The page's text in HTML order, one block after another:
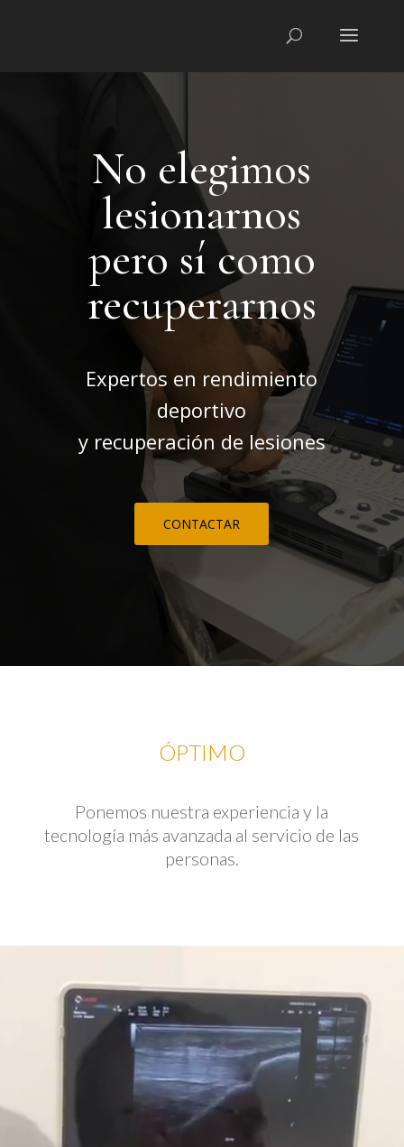
No elegimos
lesionarnos
pero sí como
recuperarnos
Expertos en rendimiento
deportivo
y recuperación de lesiones
CONTACTAR
ÓPTIMO
Ponemos nuestra experiencia y la
tecnología más avanzada al servicio de las
personas.